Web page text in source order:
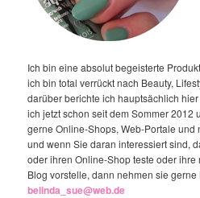
Ich bin eine absolut begeisterte
ich bin total verrückt nach Beauty,
darüber berichte ich hauptsächlich
ich jetzt schon seit dem Sommer 2012
gerne Online-Shops, Web-Portale und
und wenn Sie daran interessiert sind,
oder ihren Online-Shop teste oder
Blog vorstelle, dann nehmen sie gerne
belinda_sue@web.de